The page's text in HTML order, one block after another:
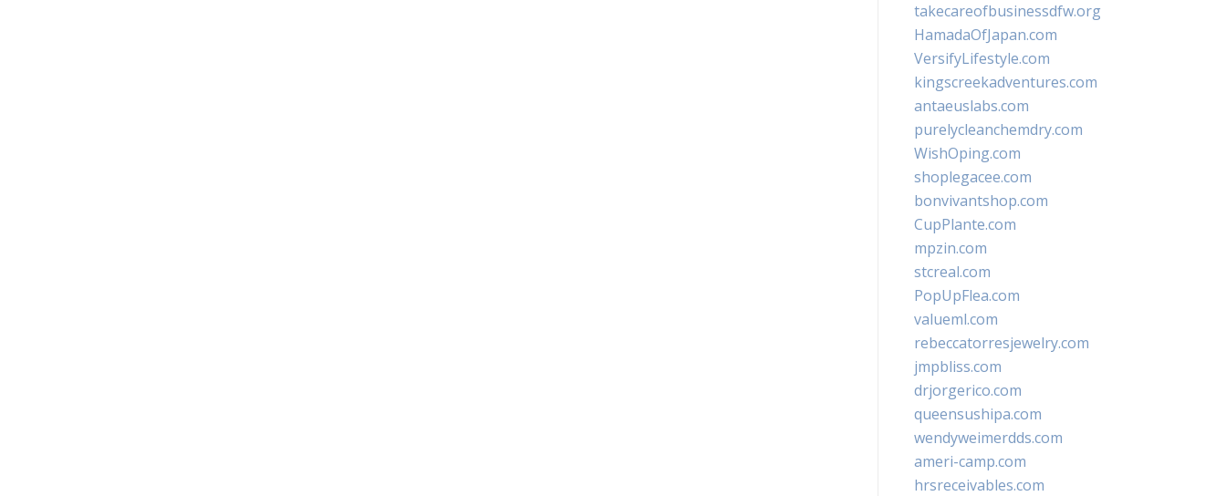
takecareofbusinessdfw.org
HamadaOfJapan.com
VersifyLifestyle.com
kingscreekadventures.com
antaeuslabs.com
purelycleanchemdry.com
WishOping.com
shoplegacee.com
bonvivantshop.com
CupPlante.com
mpzin.com
stcreal.com
PopUpFlea.com
valueml.com
rebeccatorresjewelry.com
jmpbliss.com
drjorgerico.com
queensushipa.com
wendyweimerdds.com
ameri-camp.com
hrsreceivables.com